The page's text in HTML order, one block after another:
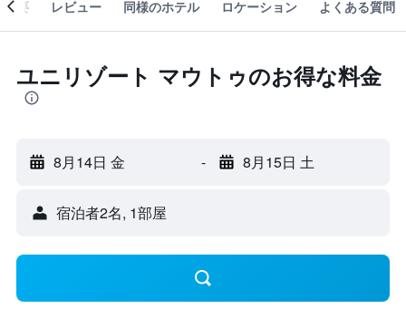
概要 レビュー 同様のホテル ロケーション よくある質問
ユニリゾート マウトゥのお得な料金
8月14日 金 - 8月15日 土
宿泊者2名, 1​部屋